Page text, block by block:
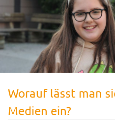
Worauf lässt man
Medien ein?